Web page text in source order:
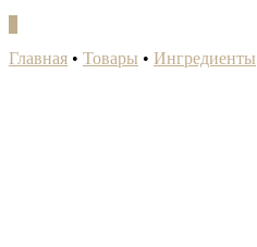
Главная • Товары • Ингредиенты